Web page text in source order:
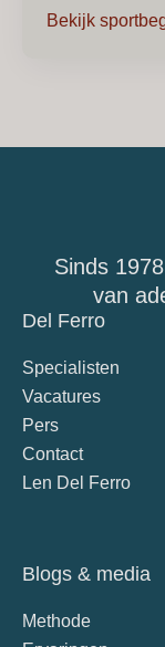
Bekijk
Sinds
van
Del Ferro
Specialisten
Vacatures
Pers
Contact
Len Del Ferro
Blogs & media
Methode